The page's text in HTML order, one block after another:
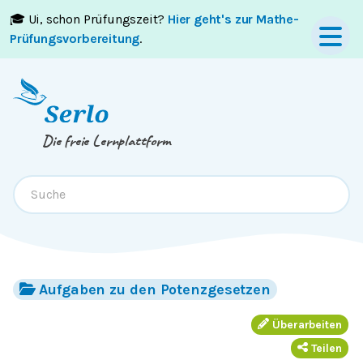
🎓 Ui, schon Prüfungszeit? Hier geht's zur Mathe-
Prüfungsvorbereitung.
Springe zumInhaltoderFooter
Die freie Lernplattform
Aufgaben zu den Potenzgesetzen
Überarbeiten
Teilen